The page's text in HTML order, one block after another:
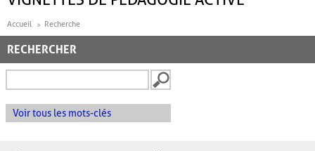
Accueil Recherche
RECHERCHER
Voir tous les mots-clés